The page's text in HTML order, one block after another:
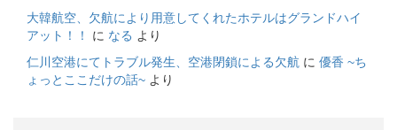
大韓航空、欠航により用意してくれたホテルはグランドハイ
アット！！
に なる より
仁川空港にてトラブル発生、空港閉鎖による欠航 に 優香 ~ち
ょっとここだけの話~ より